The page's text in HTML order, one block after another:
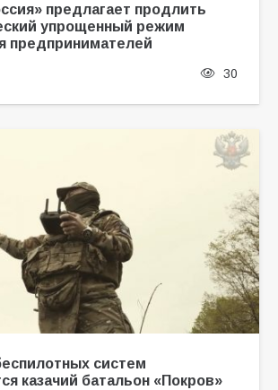
предлагает продлить
упрощенный режим
предпринимателей
30
систем
казачий батальон «Покров»